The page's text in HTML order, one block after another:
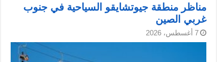
مناظر منطقة جيوتشايقو السياحية في جنوب
غربي الصين
7 أغسطس، 2026